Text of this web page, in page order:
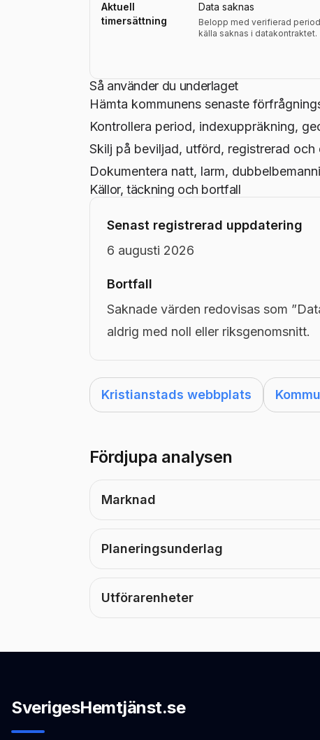
Aktuell
timersättning
Data saknas
Belopp med verifierad
källa saknas i datakontraktet.
Så använder du underlaget
Hämta kommunens senaste
Kontrollera period, indexuppräkning,
Skilj på beviljad, utförd, registrerad och
Dokumentera natt, larm,
Källor, täckning och bortfall
Senast registrerad uppdatering
6 augusti 2026
Bortfall
Saknade värden redovisas som
aldrig med noll eller riksgenomsnitt.
Kristianstads webbplats
Fördjupa analysen
Marknad
Planeringsunderlag
Utförarenheter
SverigesHemtjänst.se